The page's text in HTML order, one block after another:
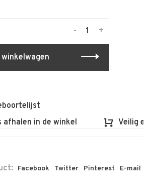
+
-
afhalen in de winkel Veilig
Facebook Twitter Pinterest E-mail